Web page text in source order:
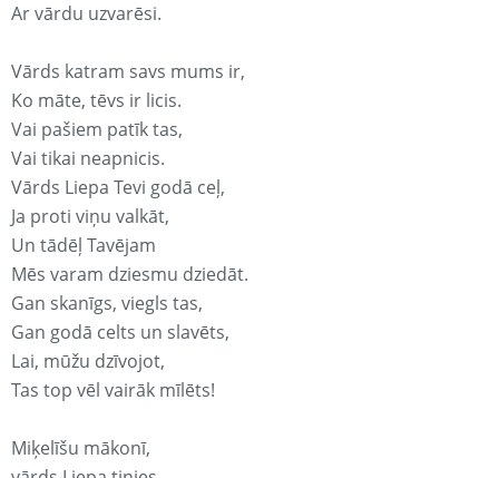
Ar vārdu uzvarēsi.
Vārds katram savs mums ir,
Ko māte, tēvs ir licis.
Vai pašiem patīk tas,
Vai tikai neapnicis.
Vārds Liepa Tevi godā ceļ,
Ja proti viņu valkāt,
Un tādēļ Tavējam
Mēs varam dziesmu dziedāt.
Gan skanīgs, viegls tas,
Gan godā celts un slavēts,
Lai, mūžu dzīvojot,
Tas top vēl vairāk mīlēts!
Miķelīšu mākonī,